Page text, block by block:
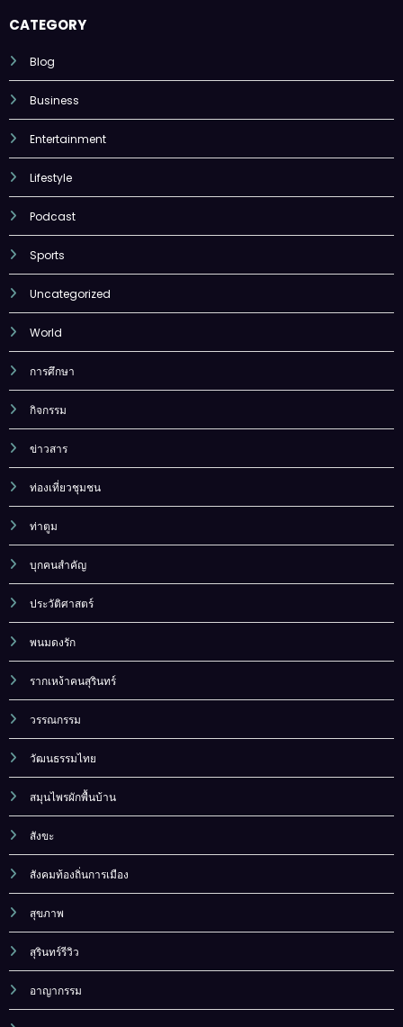
CATEGORY
Blog
Business
Entertainment
Lifestyle
Podcast
Sports
Uncategorized
World
การศึกษา
กิจกรรม
ข่าวสาร
ท่องเที่ยวชุมชน
ท่าตูม
บุกคนสำคัญ
ประวัติศาสตร์
พนมดงรัก
รากเหง้าคนสุรินทร์
วรรณกรรม
วัฒนธรรมไทย
สมุนไพรผักพื้นบ้าน
สังขะ
สังคมท้องถิ่นการเมือง
สุขภาพ
สุรินทร์รีวิว
อาญากรรม